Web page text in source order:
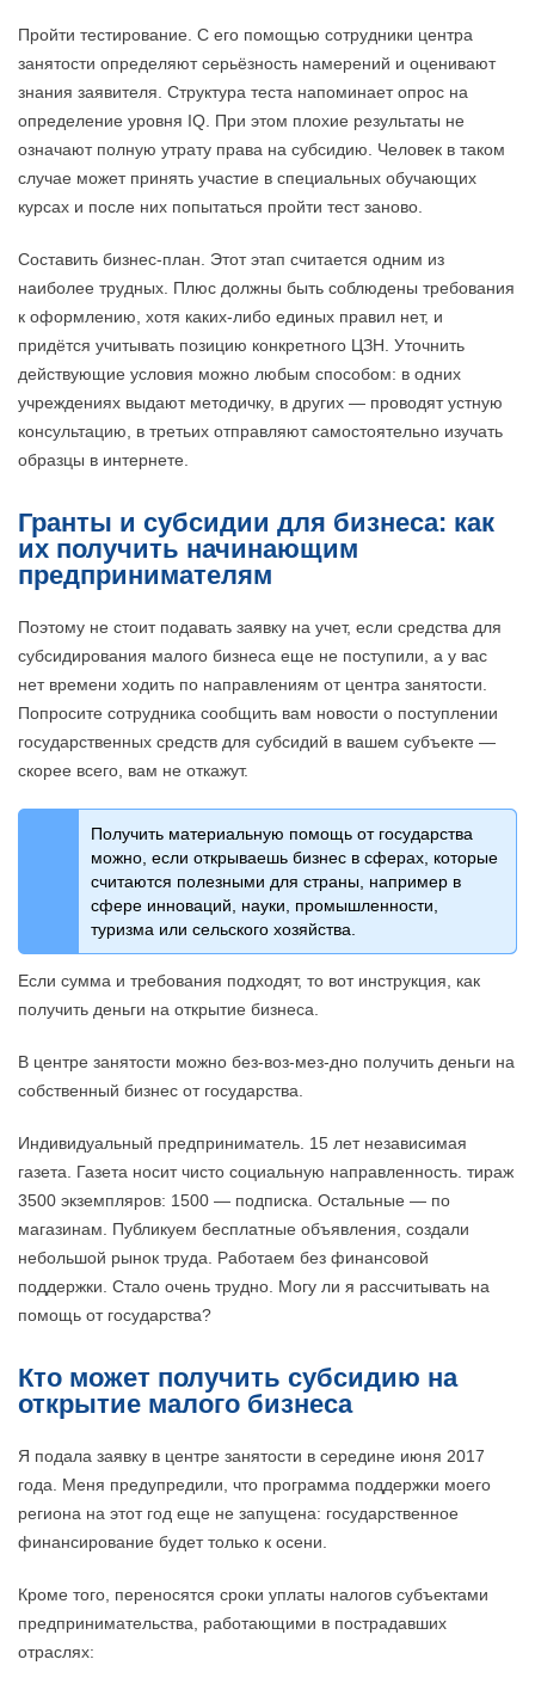
Пройти тестирование. С его помощью сотрудники центра
занятости определяют серьёзность намерений и оценивают
знания заявителя. Структура теста напоминает опрос на
определение уровня IQ. При этом плохие результаты не
означают полную утрату права на субсидию. Человек в таком
случае может принять участие в специальных обучающих
курсах и после них попытаться пройти тест заново.
Составить бизнес-план. Этот этап считается одним из
наиболее трудных. Плюс должны быть соблюдены требования
к оформлению, хотя каких-либо единых правил нет, и
придётся учитывать позицию конкретного ЦЗН. Уточнить
действующие условия можно любым способом: в одних
учреждениях выдают методичку, в других — проводят устную
консультацию, в третьих отправляют самостоятельно изучать
образцы в интернете.
Гранты и субсидии для бизнеса: как
их получить начинающим
предпринимателям
Поэтому не стоит подавать заявку на учет, если средства для
субсидирования малого бизнеса еще не поступили, а у вас
нет времени ходить по направлениям от центра занятости.
Попросите сотрудника сообщить вам новости о поступлении
государственных средств для субсидий в вашем субъекте —
скорее всего, вам не откажут.
Получить материальную помощь от государства
можно, если открываешь бизнес в сферах, которые
считаются полезными для страны, например в
сфере инноваций, науки, промышленности,
туризма или сельского хозяйства.
Если сумма и требования подходят, то вот инструкция, как
получить деньги на открытие бизнеса.
В центре занятости можно без-воз-мез-дно получить деньги на
собственный бизнес от государства.
Индивидуальный предприниматель. 15 лет независимая
газета. Газета носит чисто социальную направленность. тираж
3500 экземпляров: 1500 — подписка. Остальные — по
магазинам. Публикуем бесплатные объявления, создали
небольшой рынок труда. Работаем без финансовой
поддержки. Стало очень трудно. Могу ли я рассчитывать на
помощь от государства?
Кто может получить субсидию на
открытие малого бизнеса
Я подала заявку в центре занятости в середине июня 2017
года. Меня предупредили, что программа поддержки моего
региона на этот год еще не запущена: государственное
финансирование будет только к осени.
Кроме того, переносятся сроки уплаты налогов субъектами
предпринимательства, работающими в пострадавших
отраслях: